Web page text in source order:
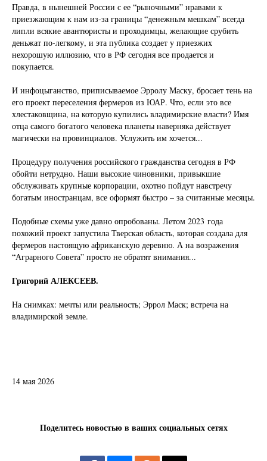
Правда, в нынешней России с ее “рыночными” нравами к
приезжающим к нам из-за границы “денежным мешкам” всегда
липли всякие авантюристы и проходимцы, желающие срубить
деньжат по-легкому, и эта публика создает у приезжих
нехорошую иллюзию, что в РФ сегодня все продается и
покупается.
И инфоцыганство, приписываемое Эрролу Маску, бросает тень на
его проект переселения фермеров из ЮАР. Что, если это все
хлестаковщина, на которую купились владимирские власти? Имя
отца самого богатого человека планеты наверняка действует
магически на провинциалов. Услужить им хочется...
Процедуру получения российского гражданства сегодня в РФ
обойти нетрудно. Наши высокие чиновники, привыкшие
обслуживать крупные корпорации, охотно пойдут навстречу
богатым иностранцам, все оформят быстро – за считанные месяцы.
Подобные схемы уже давно опробованы. Летом 2023 года
похожий проект запустила Тверская область, которая создала для
фермеров настоящую африканскую деревню. А на возражения
“Аграрного Совета” просто не обратят внимания...
Григорий АЛЕКСЕЕВ.
На снимках: мечты или реальность; Эррол Маск; встреча на
владимирской земле.
14 мая 2026
Поделитесь новостью в ваших социальных сетях